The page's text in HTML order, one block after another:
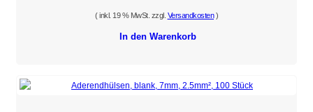
( inkl. 19 % MwSt. zzgl. Versandkosten)
In den Warenkorb